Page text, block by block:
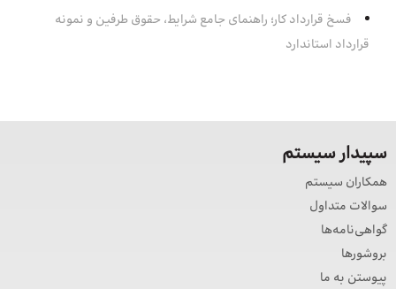
فسخ قرارداد کار؛ راهنمای جامع شرایط، حقوق طرفین و نمونه
قرارداد استاندارد
سپیدار سیستم
همکاران سیستم
سوالات متداول
گواهی‌نامه‌ها
بروشورها
پیوستن به ما